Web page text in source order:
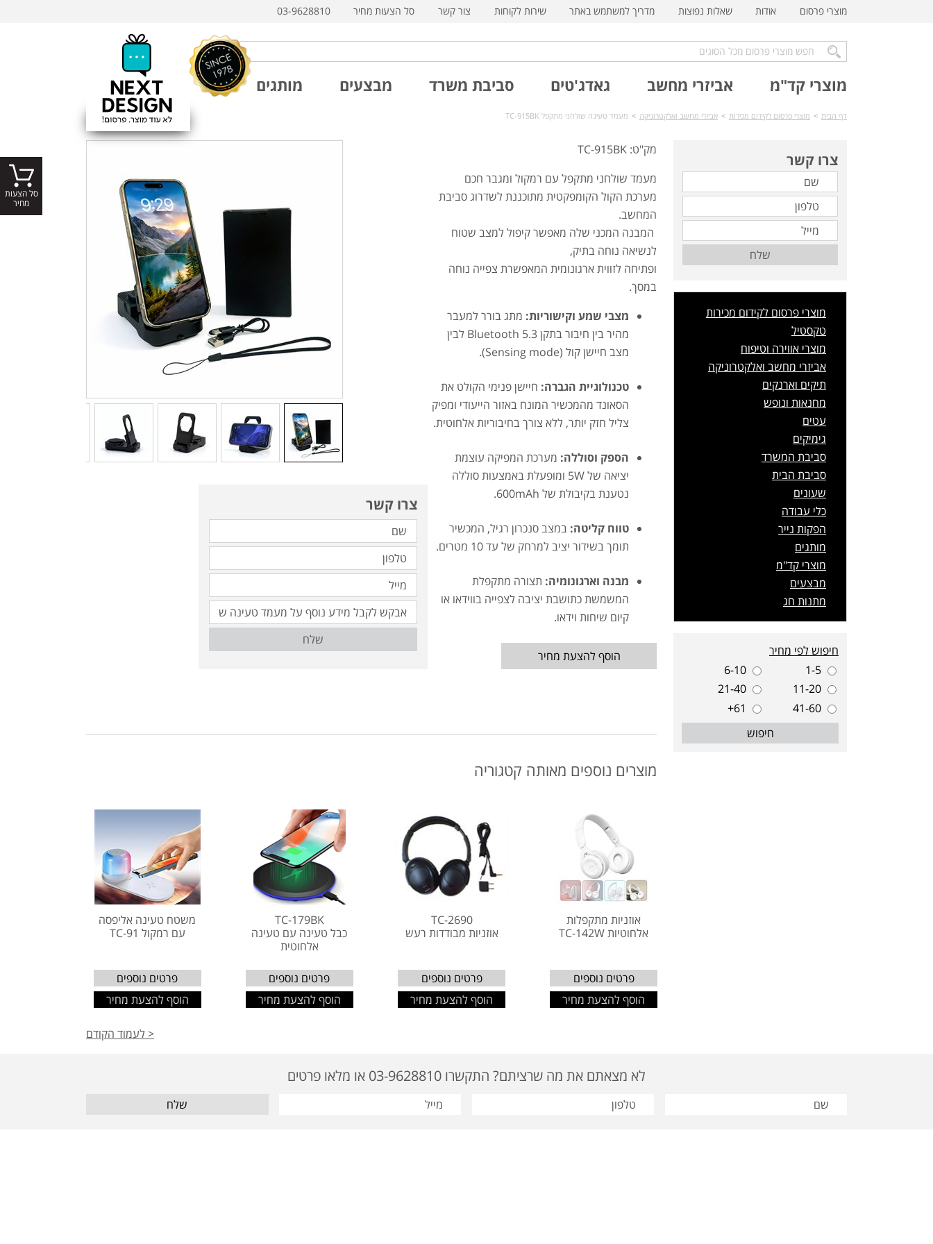
מוצרי פרסום אודות שאלות נפוצות מדריך למשתמש באתר שירות לקוחות צור קשר סל הצעות מחיר 03-9628810
מוצרי קד"מ אביזרי מחשב גאדג'טים סביבת משרד מבצעים מותגים
דף הבית > מוצרי פרסום לקידום מכירות > אביזרי מחשב ואלקטרוניקה > מעמד טעינה שולחני מתקפל TC-915BK
מק"ט: TC-915BK
מעמד שולחני מתקפל עם רמקול ומגבר חכם
מערכת הקול הקומפקטית מתוכננת לשדרוג סביבת
המחשב.
המבנה המכני שלה מאפשר קיפול למצב שטוח
לנשיאה נוחה בתיק,
ופתיחה לזווית ארגונומית המאפשרת צפייה נוחה
במסך.
מצבי שמע וקישוריות: מתג בורר למעבר
מהיר בין חיבור בתקן Bluetooth 5.3 לבין
מצב חיישן קול (Sensing mode).
טכנולוגיית הגברה: חיישן פנימי הקולט את
הסאונד מהמכשיר המונח באזור הייעודי ומפיק
צליל חזק יותר, ללא צורך בחיבוריות אלחוטית.
הספק וסוללה: מערכת המפיקה עוצמת
יציאה של 5W ומופעלת באמצעות סוללה
נטענת בקיבולת של 600mAh.
טווח קליטה: במצב סנכרון רגיל, המכשיר
תומך בשידור יציב למרחק של עד 10 מטרים.
מבנה וארגונומיה: תצורה מתקפלת
המשמשת כתושבת יציבה לצפייה בווידאו או
קיום שיחות וידאו.
הוסף להצעת מחיר
צרו קשר
שלח
מוצרים נוספים מאותה קטגוריה
אוזניות מתקפלות
אלחוטיות TC-142W
פרטים נוספים
הוסף להצעת מחיר
TC-2690
אוזניות מבודדות רעש
פרטים נוספים
הוסף להצעת מחיר
TC-179BK
כבל טעינה עם טעינה
אלחוטית
פרטים נוספים
הוסף להצעת מחיר
משטח טעינה אליפסה
עם רמקול TC-91
פרטים נוספים
הוסף להצעת מחיר
< לעמוד הקודם
צרו קשר
שלח
מוצרי פרסום לקידום מכירות
טקסטיל
מוצרי אווירה וטיפוח
אביזרי מחשב ואלקטרוניקה
תיקים וארנקים
מחנאות ונופש
עטים
גימיקים
סביבת המשרד
סביבת הבית
שעונים
כלי עבודה
הפקות נייר
מותגים
מוצרי קד"מ
מבצעים
מתנות חג
חיפוש לפי מחיר
1-5
6-10
11-20
21-40
41-60
61+
חיפוש
לא מצאתם את מה שרציתם? התקשרו 03-9628810 או מלאו פרטים
שלח
סל הצעות
מחיר